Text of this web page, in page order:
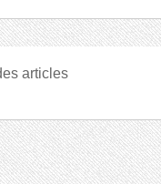
articles